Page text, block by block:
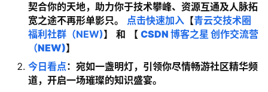
契合你的天地，助力你于技术攀峰、资源互通及人脉拓
宽之途不再形单影只。
点击快速加入 【青云交技术圈
福利社群（NEW)】 和 【 CSDN 博客之星 创作交流营
（NEW)】
今日看点：宛如一盏明灯，引领你尽情畅游社区精华频
道，开启一场璀璨的知识盛宴。